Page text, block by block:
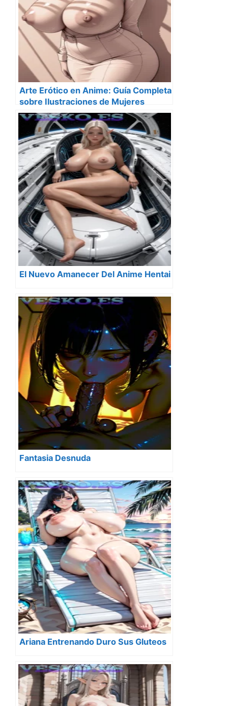
Arte Erótico en Anime: Guía Completa
sobre Ilustraciones de Mujeres
Desnudas Estilo Anime
El Nuevo Amanecer Del Anime Hentai
Fantasia Desnuda
Ariana Entrenando Duro Sus Gluteos